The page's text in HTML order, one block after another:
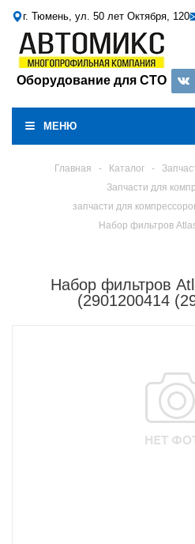
г. Тюмень, ул. 50 лет Октября, 120
Оборудование для СТО
МЕНЮ
Главная - Каталог -
Запчасти для
запчасти для
Набор фильтров
Набор фильтров
(2901200414